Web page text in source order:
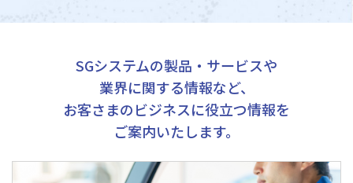
SGシステムの製品・サービスや
業界に関する情報など、
お客さまのビジネスに役立つ情報を
ご案内いたします。